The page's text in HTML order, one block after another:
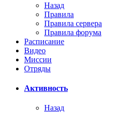
Назад
Правила
Правила сервера
Правила форума
Расписание
Видео
Миссии
Отряды
Активность
Назад